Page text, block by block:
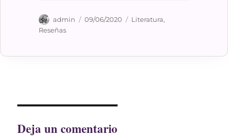
Autor
admin
Publicado
09/06/2020 Categorías
Literatura,
Reseñas
Deja un comentario